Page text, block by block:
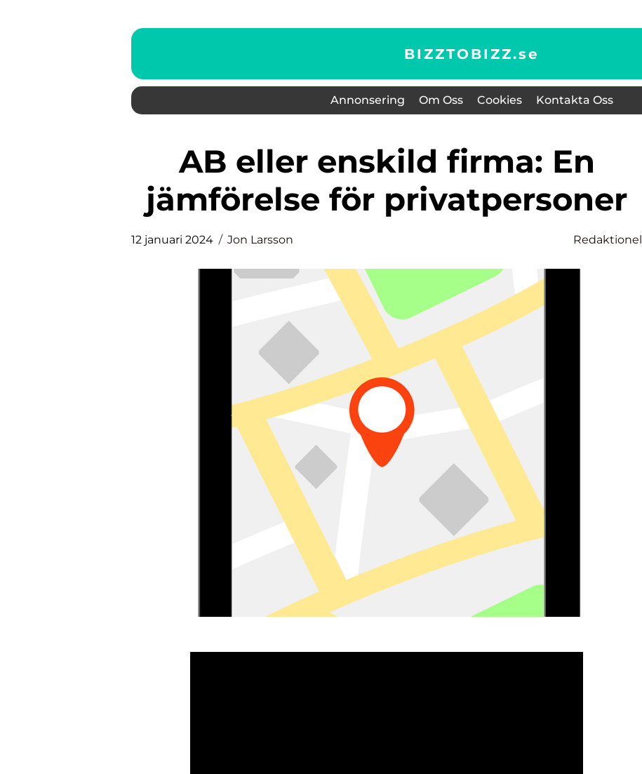
BIZZTOBIZZ.se
Annonsering Om Oss Cookies Kontakta Oss
AB eller enskild firma: En
jämförelse för privatpersoner
12 januari 2024 Jon Larsson Redaktionel